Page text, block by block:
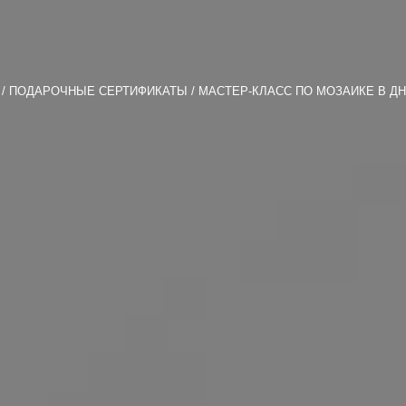
ПОДАРОЧНЫЕ СЕРТИФИКАТЫ МАСТЕР-КЛАСС ПО МОЗАИКЕ В